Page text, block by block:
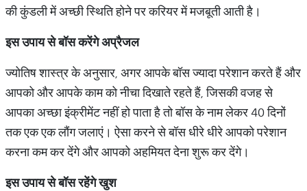
की कुंडली में अच्छी स्थिति होने पर करियर में मजबूती आती है।
इस उपाय से बॉस करेंगे अप्रैजल
ज्योतिष शास्त्र के अनुसार, अगर आपके बॉस ज्यादा परेशान करते हैं और
आपको और आपके काम को नीचा दिखाते रहते हैं, जिसकी वजह से
आपका अच्छा इंक्रीमेंट नहीं हो पाता है तो बॉस के नाम लेकर 40 दिनों
तक एक एक लौंग जलाएं। ऐसा करने से बॉस धीरे धीरे आपको परेशान
करना कम कर देंगे और आपको अहमियत देना शुरू कर देंगे।
इस उपाय से बॉस रहेंगे खुश